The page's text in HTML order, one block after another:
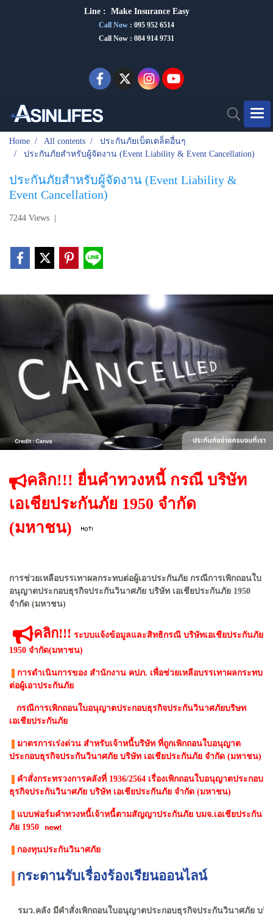
Line : Make Insurance Easy
Call Now : 095 952 6514
Call Now : 084 914 9731
Home All contents
ประกันภัยเบ็ตเตล็ดอื่นๆ
ประกันภัยสำหรับผู้จัดงาน (Event Liability & Event Cancellation)
ประกันภัยสำหรับผู้จัดงาน (Event Liability &
Event Cancellation)
7244 Views
คลิก!!! ยื่นคำทวงหนี้ กรณี บริษัท
เอเชียประกันภัย 1950 จำกัด
(มหาชน)
การช่วยเหลือบรรเทาผลกระทบต่อผู้เอาประกันภัย กรณีการเพิกถอนใบ
อนุญาตประกอบธุรกิจประกันวินาศภัย บริษัท เอเชียประกันภัย 1950
จำกัด (มหาชน)
คลิก!!! ระบบแจ้งข้อมูลและสิทธิกรณี บริษัทเอเชียประกันภัย
1950 จำกัด(มหาชน)
การดำเนินการของ สำนักงาน คปภ. เพื่อช่วยเหลือบรรเทาผลกระทบ
ต่อผู้เอาประกันภัย
กรณีการเพิกถอนใบอนุญาตประกอบธุรกิจประกันวินาศภัยบริษท
เอเชียประกันภัย
มาตรการเร่งด่วน สําหรับเจ้าหนี้บริษัท ที่ถูกเพิกถอนใบอนุญาต
ประกอบธุรกิจประกันวินาศภัย บริษัท เอเชียประกันภัย จํากัด (มหาชน)
คำสั่งกระทรวงการคลังที่ 1936/2564 เรื่องเพิกถอนใบอนุญาตประกอบ
ธุรกิจประกันวินาศภัย บริษัท เอเชียประกันภัย จํากัด (มหาชน)
แบบฟอร์มคำทวงหนี้เจ้าหนี้ตามสัญญาประกันภัย บมจ.เอเชียประกัน
ภัย 1950
กองทุนประกันวินาศภัย
กระดานรับเรื่องร้องเรียนออนไลน์
รมว.คลัง มีคำสั่งเพิกถอนใบอนุญาตประกอบธุรกิจประกันวินาศภัย บริ